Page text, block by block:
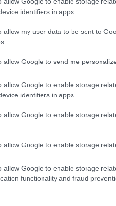
identifiers in apps.
allow my user data to be sent to
allow Google to send me
allow Google to enable storage
identifiers in apps.
allow Google to enable storage
allow Google to enable storage
allow Google to enable storage
functionality and fraud
του Πανεπιστημίου Πειραιά.
Πορεία της Κέρκυρας»,
χρόνια στο «Κερκυραϊκό
«Κερκυραϊκά Σπορ» και από
ΣΠΟΡ». Από το 2015
με την τηλεόραση
του) και Start TV,
Facebook